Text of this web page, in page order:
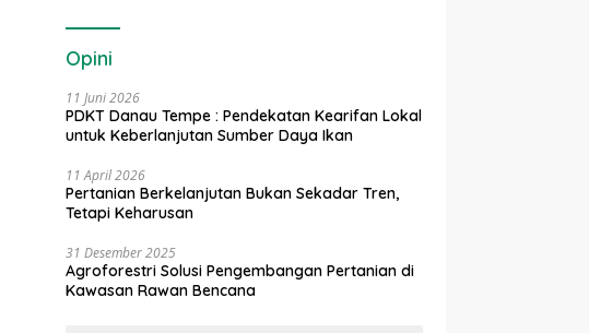
Opini
11 Juni 2026
PDKT Danau Tempe : Pendekatan Kearifan Lokal
untuk Keberlanjutan Sumber Daya Ikan
11 April 2026
Pertanian Berkelanjutan Bukan Sekadar Tren,
Tetapi Keharusan
31 Desember 2025
Agroforestri Solusi Pengembangan Pertanian di
Kawasan Rawan Bencana